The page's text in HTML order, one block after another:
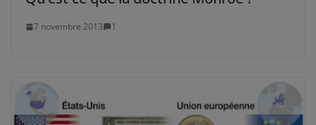
7 novembre 2013 1